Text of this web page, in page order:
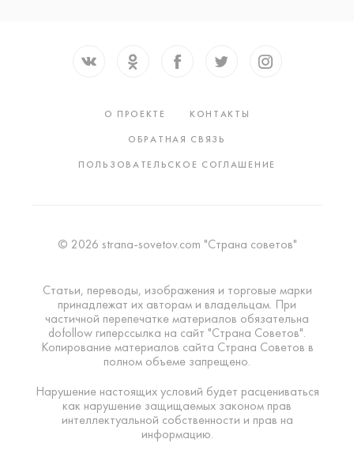
О ПРОЕКТЕ
КОНТАКТЫ
ОБРАТНАЯ СВЯЗЬ
ПОЛЬЗОВАТЕЛЬСКОЕ СОГЛАШЕНИЕ
© 2026 strana-sovetov.com "Страна советов"
Статьи, переводы, изображения и торговые марки
принадлежат их авторам и владельцам. При
частичной перепечатке материалов обязательна
dofollow гиперссылка на сайт "Страна Советов".
Копирование материалов сайта Страна Советов в
полном объеме запрещено.
Нарушение настоящих условий будет расцениваться
как нарушение защищаемых законом прав
интеллектуальной собственности и прав на
информацию.